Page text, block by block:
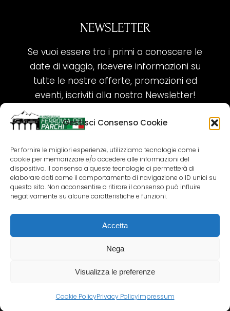
Gestisci Consenso Cookie
Per fornire le migliori esperienze, utilizziamo tecnologie come i
cookie per memorizzare e/o accedere alle informazioni del
dispositivo. Il consenso a queste tecnologie ci permetterà di
elaborare dati come il comportamento di navigazione o ID unici su
questo sito. Non acconsentire o ritirare il consenso può influire
negativamente su alcune caratteristiche e funzioni.
Accetta
Nega
Visualizza le preferenze
Cookie PolicyPrivacy PolicyImpressum
NEWSLETTER
Se vuoi essere tra i primi a conoscere le
date di viaggio, ricevere informazioni su
tutte le nostre offerte, promozioni ed
eventi, iscriviti alla nostra Newsletter!
ISCRIVITI ORA!
SEGUICI SUI NOSTRI SOCIAL
COPYRIGHT 2018-2025 PALLENIUM TOURISM
SRL
AGENZIA VIAGGI E TOUR OPERATOR – P.IVA: